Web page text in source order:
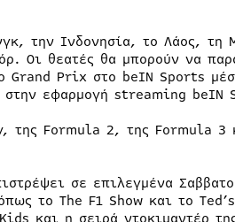
την Ινδονησία, το Λάος, τη
Οι θεατές θα μπορούν να
Grand Prix στο beIN Sports
στην εφαρμογή streaming beIN
της Formula 2, της Formula 3
σε επιλεγμένα
το The F1 Show και το